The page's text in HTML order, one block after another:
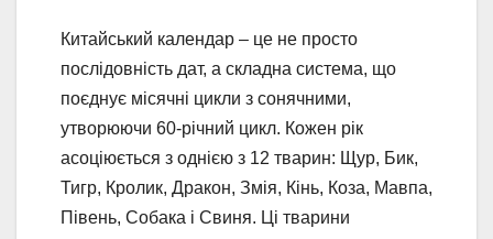
Китайський календар – це не просто
послідовність дат, а складна система, що
поєднує місячні цикли з сонячними,
утворюючи 60-річний цикл. Кожен рік
асоціюється з однією з 12 тварин: Щур, Бик,
Тигр, Кролик, Дракон, Змія, Кінь, Коза, Мавпа,
Півень, Собака і Свиня. Ці тварини